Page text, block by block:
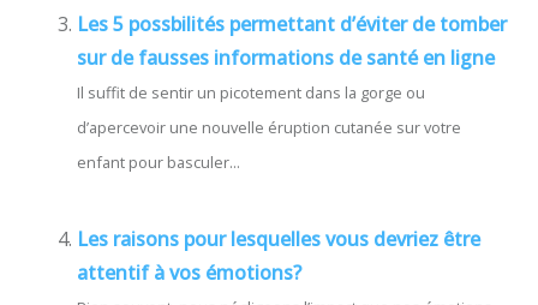
Les 5 possbilités permettant d’éviter de tomber
sur de fausses informations de santé en ligne
Il suffit de sentir un picotement dans la gorge ou
d’apercevoir une nouvelle éruption cutanée sur votre
enfant pour basculer...
Les raisons pour lesquelles vous devriez être
attentif à vos émotions?